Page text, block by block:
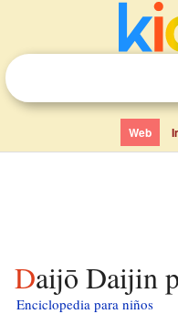
Web
Daijō Daijin
Enciclopedia para niños